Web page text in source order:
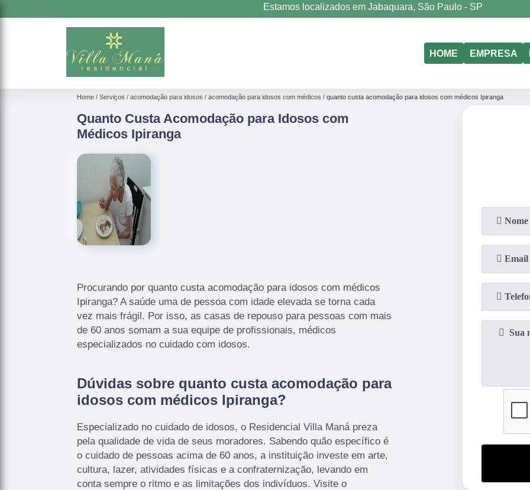
Estamos localizados em Jabaquara, São Paulo - SP
(11)5011-6635 (11) 98177-4079
HOME EMPRESA
Home Serviços acomodação para idosos acomodação para idosos com médicos quanto custa acomodação para idosos com médicos Ipiranga
Quanto Custa Acomodação para Idosos com
Médicos Ipiranga
Procurando por quanto custa acomodação para idosos com médicos
Ipiranga? A saúde uma de pessoa com idade elevada se torna cada
vez mais frágil. Por isso, as casas de repouso para pessoas com mais
de 60 anos somam a sua equipe de profissionais, médicos
especializados no cuidado com idosos.
Dúvidas sobre quanto custa acomodação para
idosos com médicos Ipiranga?
Especializado no cuidado de idosos, o Residencial Villa Maná preza
pela qualidade de vida de seus moradores. Sabendo quão específico é
o cuidado de pessoas acima de 60 anos, a instituição investe em arte,
cultura, lazer, atividades físicas e a confraternização, levando em
conta sempre o ritmo e as limitações dos indivíduos. Visite o